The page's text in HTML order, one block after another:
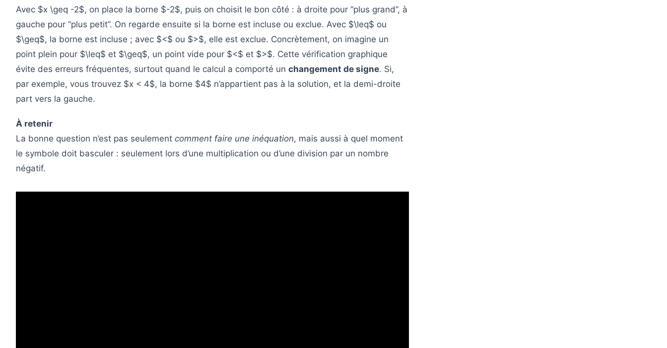
Avec $x \geq -2$, on place la borne $-2$, puis on choisit le bon côté : à droite pour “plus grand”, à
gauche pour “plus petit”. On regarde ensuite si la borne est incluse ou exclue. Avec $\leq$ ou
$\geq$, la borne est incluse ; avec $<$ ou $>$, elle est exclue. Concrètement, on imagine un
point plein pour $\leq$ et $\geq$, un point vide pour $<$ et $>$. Cette vérification graphique
évite des erreurs fréquentes, surtout quand le calcul a comporté un changement de signe. Si,
par exemple, vous trouvez $x < 4$, la borne $4$ n’appartient pas à la solution, et la demi-droite
part vers la gauche.
À retenir
La bonne question n’est pas seulement comment faire une inéquation, mais aussi à quel moment
le symbole doit basculer : seulement lors d’une multiplication ou d’une division par un nombre
négatif.